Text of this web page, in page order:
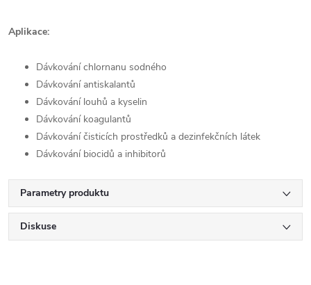
Aplikace:
Dávkování chlornanu sodného
Dávkování antiskalantů
Dávkování louhů a kyselin
Dávkování koagulantů
Dávkování čisticích prostředků a dezinfekčních látek
Dávkování biocidů a inhibitorů
Parametry produktu
Diskuse